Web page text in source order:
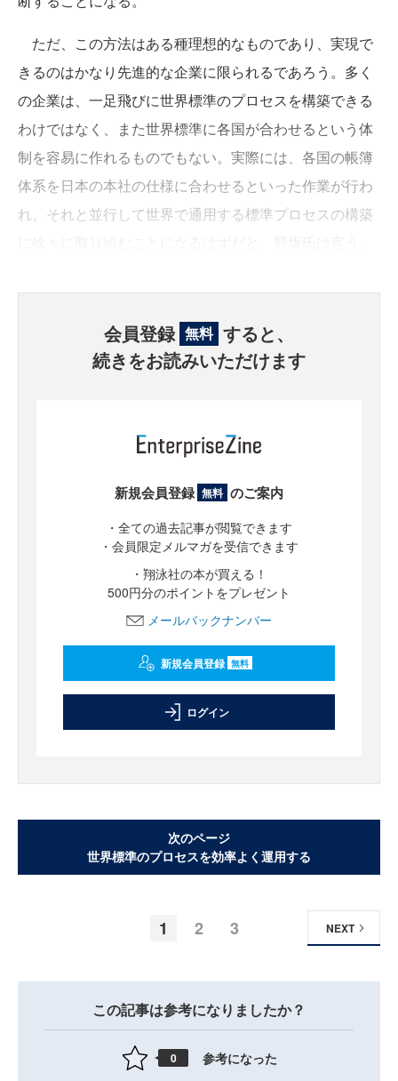
ただ、この方法はある種理想的なものであり、実現で
きるのはかなり先進的な企業に限られるであろう。多く
の企業は、一足飛びに世界標準のプロセスを構築できる
わけではなく、また世界標準に各国が合わせるという体
制を容易に作れるものでもない。実際には、各国の帳簿
体系を日本の本社の仕様に合わせるといった作業が行わ
れ、それと並行して世界で通用する標準プロセスの構築
会員登録 無料 すると、
続きをお読みいただけます
新規会員登録 無料 のご案内
・全ての過去記事が閲覧できます
・会員限定メルマガを受信できます
・翔泳社の本が買える！
500円分のポイントをプレゼント
メールバックナンバー
新規会員登録 無料
ログイン
次のページ
世界標準のプロセスを効率よく運用する
1 2 3 NEXT
この記事は参考になりましたか？
0 参考になった